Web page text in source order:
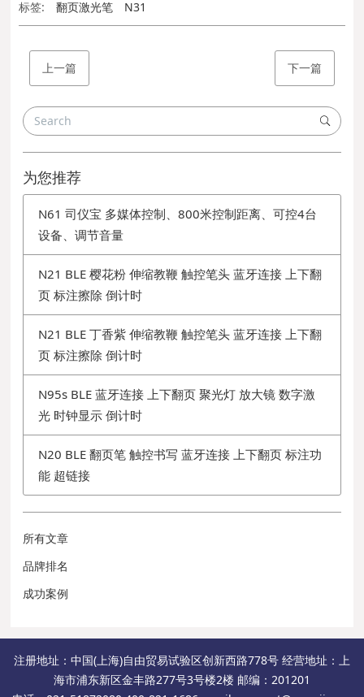
标签: 翻页激光笔 N31
上一篇 下一篇
为您推荐
N61 司仪宝 多媒体控制、800米控制距离、可控4台
设备、调节音量
N21 BLE 樱花粉 伸缩教鞭 触控笔头 蓝牙连接 上下翻
页 标注擦除 倒计时
N21 BLE 丁香紫 伸缩教鞭 触控笔头 蓝牙连接 上下翻
页 标注擦除 倒计时
N95s BLE 蓝牙连接 上下翻页 聚光灯 放大镜 数字激
光 时钟显示 倒计时
N20 BLE 翻页笔 触控书写 蓝牙连接 上下翻页 标注功
能 超链接
所有文章
品牌排名
成功案例
注册地址：中国(上海)自由贸易试验区创新西路778号 经营地址：上
海市浦东新区金丰路277号3号楼2楼 邮编：201201